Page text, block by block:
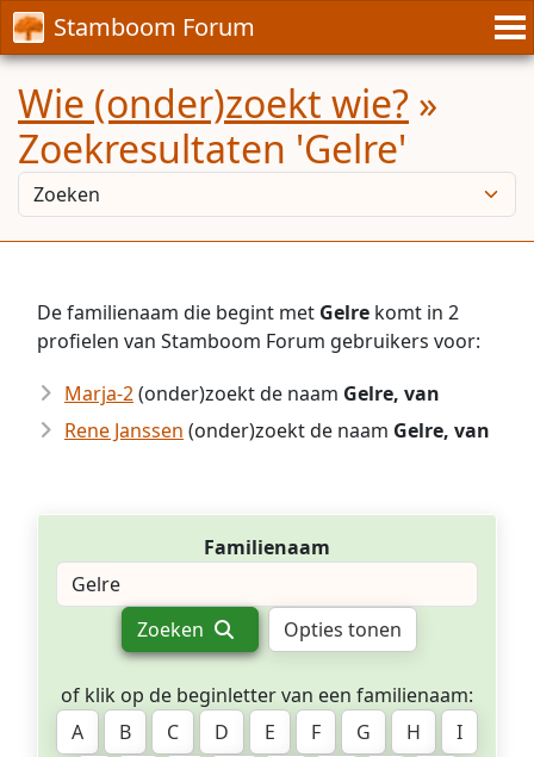
Stamboom Forum
Wie (onder)zoekt wie? »
Zoekresultaten 'Gelre'
De familienaam die begint met Gelre komt in 2
profielen van Stamboom Forum gebruikers voor:
Marja-2(onder)zoekt de naam Gelre, van
Rene Janssen (onder)zoekt de naam Gelre, van
Familienaam
Zoeken Opties tonen
of klik op de beginletter van een familienaam:
A
B C D E F G H
I